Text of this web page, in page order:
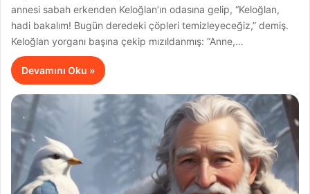
annesi sabah erkenden Keloğlan’ın odasına gelip, “Keloğlan,
hadi bakalım! Bugün deredeki çöpleri temizleyeceğiz,” demiş.
Keloğlan yorganı başına çekip mızıldanmış: “Anne,…
Devamını Oku »